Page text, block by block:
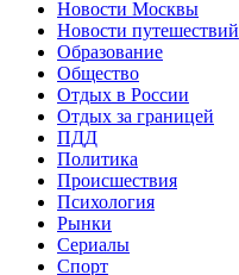
Новости Москвы
Новости путешествий
Образование
Общество
Отдых в России
Отдых за границей
ПДД
Политика
Происшествия
Психология
Рынки
Сериалы
Спорт